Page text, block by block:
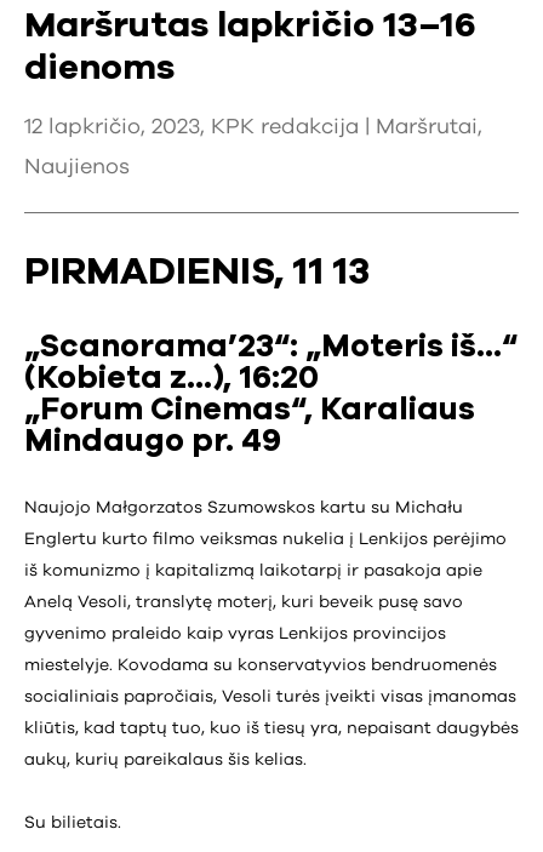
Maršrutas lapkričio 13–16
dienoms
12 lapkričio, 2023, KPK redakcija | Maršrutai,
Naujienos
PIRMADIENIS, 11 13
„Scanorama’23“: „Moteris iš…“
(Kobieta z…), 16:20
„Forum Cinemas“, Karaliaus
Mindaugo pr. 49
Naujojo Małgorzatos Szumowskos kartu su Michału
Englertu kurto filmo veiksmas nukelia į Lenkijos perėjimo
iš komunizmo į kapitalizmą laikotarpį ir pasakoja apie
Anelą Vesoli, translytę moterį, kuri beveik pusę savo
gyvenimo praleido kaip vyras Lenkijos provincijos
miestelyje. Kovodama su konservatyvios bendruomenės
socialiniais papročiais, Vesoli turės įveikti visas įmanomas
kliūtis, kad taptų tuo, kuo iš tiesų yra, nepaisant daugybės
aukų, kurių pareikalaus šis kelias.
Su bilietais.